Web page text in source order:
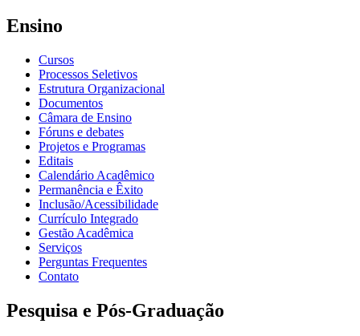
Ensino
Cursos
Processos Seletivos
Estrutura Organizacional
Documentos
Câmara de Ensino
Fóruns e debates
Projetos e Programas
Editais
Calendário Acadêmico
Permanência e Êxito
Inclusão/Acessibilidade
Currículo Integrado
Gestão Acadêmica
Serviços
Perguntas Frequentes
Contato
Pesquisa e Pós-Graduação